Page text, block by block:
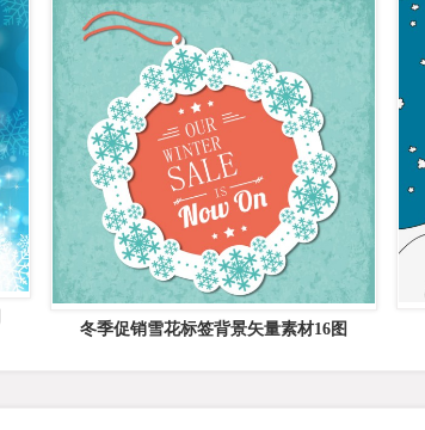
冬季促销雪花标签背景矢量素材16图